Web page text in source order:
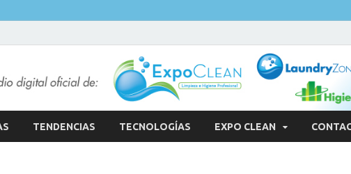
TENDENCIAS TECNOLOGÍAS EXPO CLEAN